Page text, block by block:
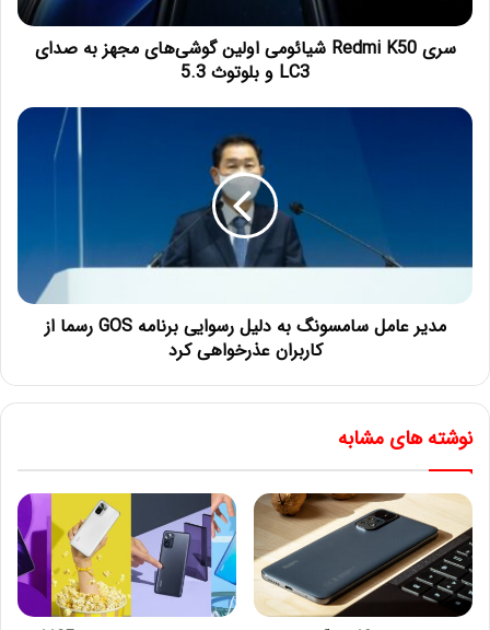
سری Redmi K50 شیائومی اولین گوشی‌های مجهز به صدای
LC3 و بلوتوث 5.3
مدیر عامل سامسونگ به دلیل رسوایی برنامه GOS رسما از
کاربران عذرخواهی کرد
نوشته های مشابه